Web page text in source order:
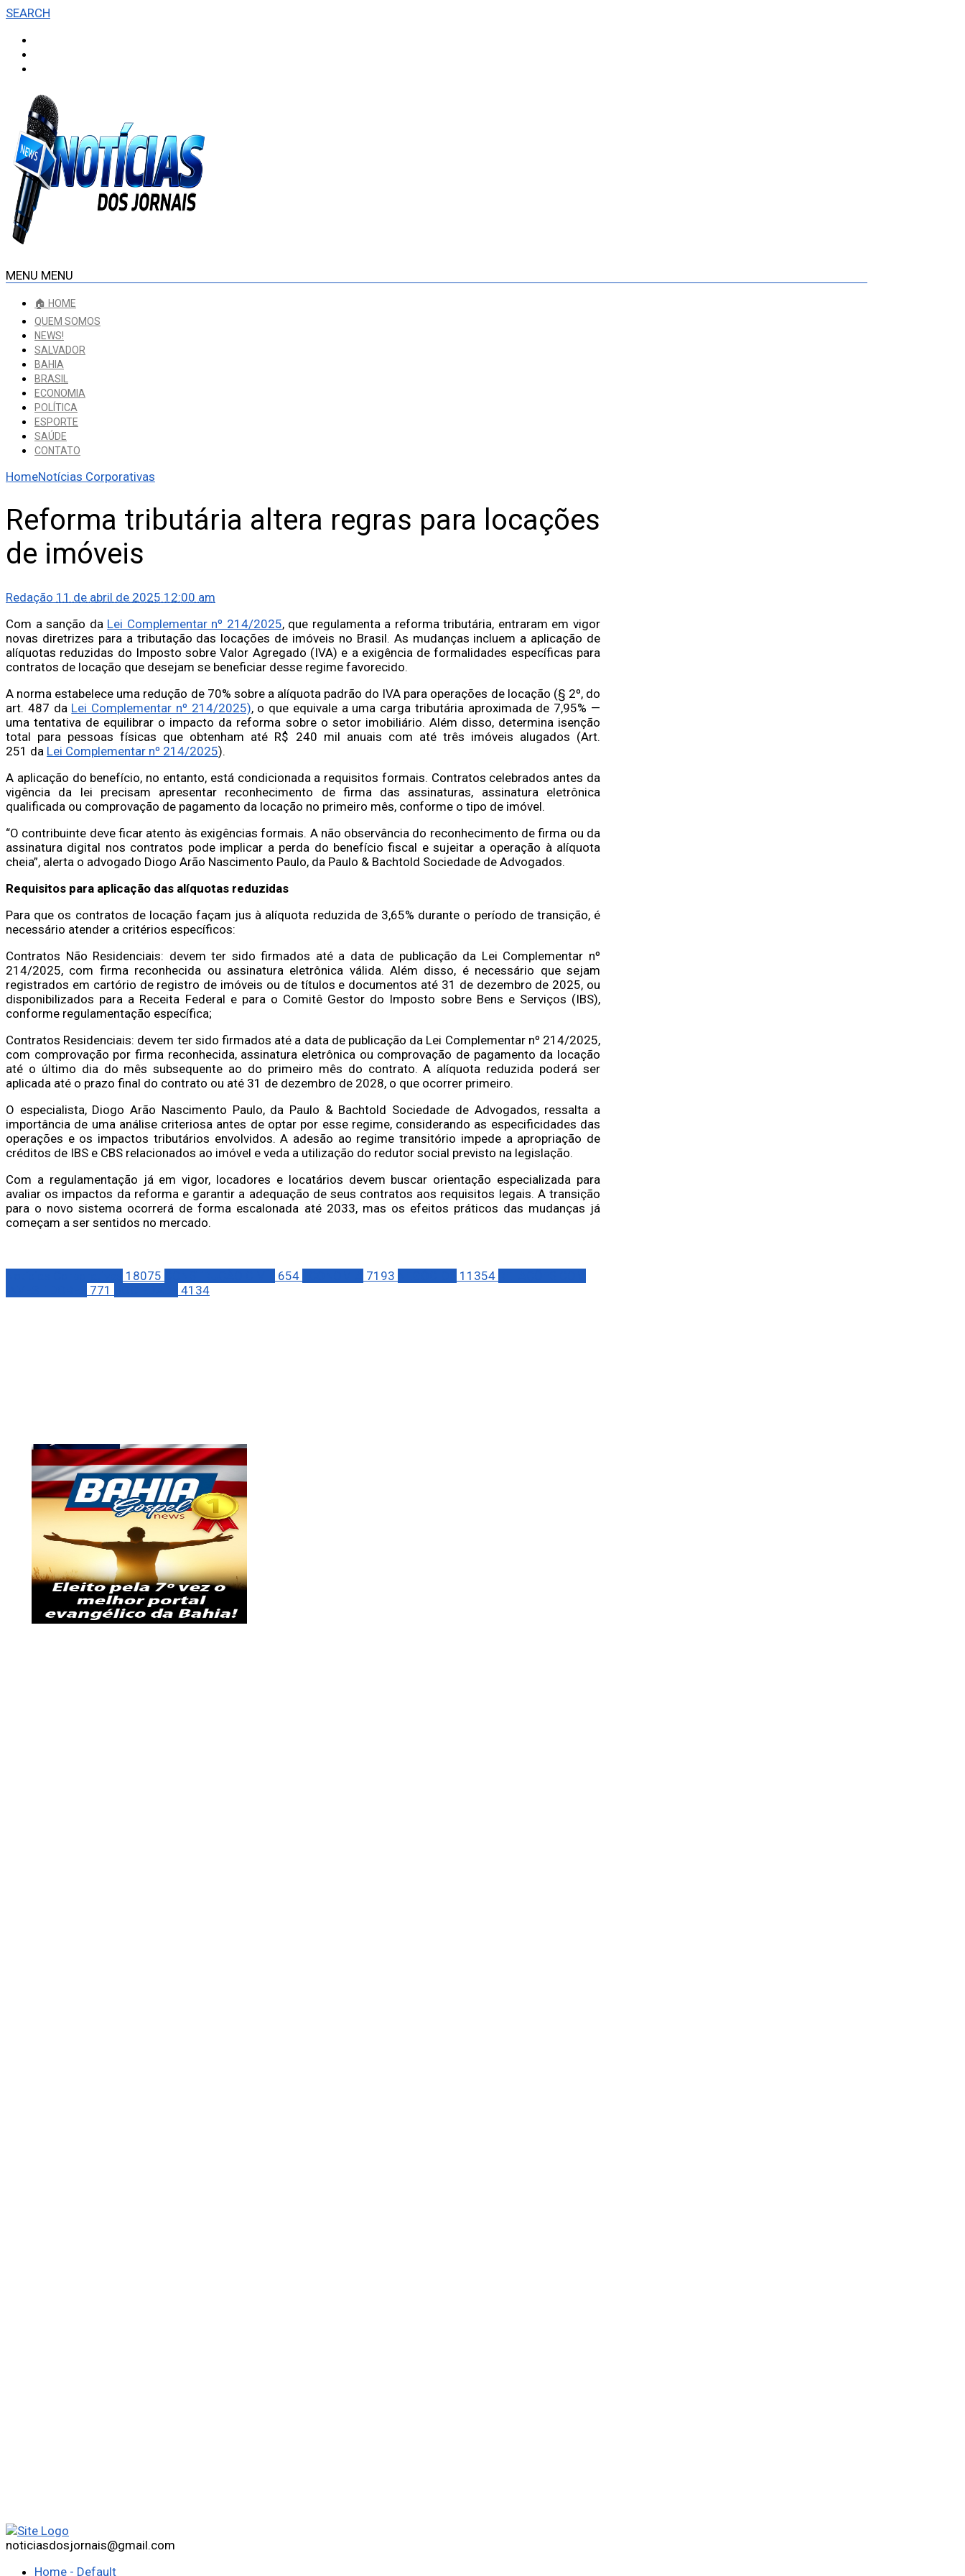
SEARCH
MENU MENU
🏠 HOME
QUEM SOMOS
NEWS!
SALVADOR
BAHIA
BRASIL
ECONOMIA
POLÍTICA
ESPORTE
SAÚDE
CONTATO
HomeNotícias Corporativas
Reforma tributária altera regras para locações
de imóveis
Redação 11 de abril de 2025 12:00 am
Com a sanção da Lei Complementar nº 214/2025, que regulamenta a reforma tributária, entraram em vigor
novas diretrizes para a tributação das locações de imóveis no Brasil. As mudanças incluem a aplicação de
alíquotas reduzidas do Imposto sobre Valor Agregado (IVA) e a exigência de formalidades específicas para
contratos de locação que desejam se beneficiar desse regime favorecido.
A norma estabelece uma redução de 70% sobre a alíquota padrão do IVA para operações de locação (§ 2º, do
art. 487 da Lei Complementar nº 214/2025), o que equivale a uma carga tributária aproximada de 7,95% —
uma tentativa de equilibrar o impacto da reforma sobre o setor imobiliário. Além disso, determina isenção
total para pessoas físicas que obtenham até R$ 240 mil anuais com até três imóveis alugados (Art.
251 da Lei Complementar nº 214/2025).
A aplicação do benefício, no entanto, está condicionada a requisitos formais. Contratos celebrados antes da
vigência da lei precisam apresentar reconhecimento de firma das assinaturas, assinatura eletrônica
qualificada ou comprovação de pagamento da locação no primeiro mês, conforme o tipo de imóvel.
“O contribuinte deve ficar atento às exigências formais. A não observância do reconhecimento de firma ou da
assinatura digital nos contratos pode implicar a perda do benefício fiscal e sujeitar a operação à alíquota
cheia”, alerta o advogado Diogo Arão Nascimento Paulo, da Paulo & Bachtold Sociedade de Advogados.
Requisitos para aplicação das alíquotas reduzidas
Para que os contratos de locação façam jus à alíquota reduzida de 3,65% durante o período de transição, é
necessário atender a critérios específicos:​
Contratos Não Residenciais: devem ter sido firmados até a data de publicação da Lei Complementar nº
214/2025, com firma reconhecida ou assinatura eletrônica válida. Além disso, é necessário que sejam
registrados em cartório de registro de imóveis ou de títulos e documentos até 31 de dezembro de 2025, ou
disponibilizados para a Receita Federal e para o Comitê Gestor do Imposto sobre Bens e Serviços (IBS),
conforme regulamentação específica;
Contratos Residenciais: devem ter sido firmados até a data de publicação da Lei Complementar nº 214/2025,
com comprovação por firma reconhecida, assinatura eletrônica ou comprovação de pagamento da locação
até o último dia do mês subsequente ao do primeiro mês do contrato. A alíquota reduzida poderá ser
aplicada até o prazo final do contrato ou até 31 de dezembro de 2028, o que ocorrer primeiro.
O especialista, Diogo Arão Nascimento Paulo, da Paulo & Bachtold Sociedade de Advogados, ressalta a
importância de uma análise criteriosa antes de optar por esse regime, considerando as especificidades das
operações e os impactos tributários envolvidos. A adesão ao regime transitório impede a apropriação de
créditos de IBS e CBS relacionados ao imóvel e veda a utilização do redutor social previsto na legislação.
Com a regulamentação já em vigor, locadores e locatários devem buscar orientação especializada para
avaliar os impactos da reforma e garantir a adequação de seus contratos aos requisitos legais. A transição
para o novo sistema ocorrerá de forma escalonada até 2033, mas os efeitos práticos das mudanças já
começam a ser sentidos no mercado.
18075 654 7193 11354
771 4134
noticiasdosjornais@gmail.com
Home - Default